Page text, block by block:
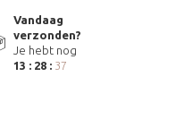
Vandaag
verzonden?
Je hebt nog
13 : 28 : 36